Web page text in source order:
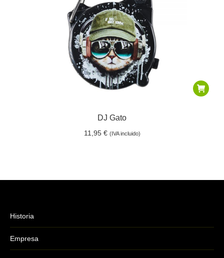
DJ Gato
11,95 € (IVA incluido)
Historia
Empresa